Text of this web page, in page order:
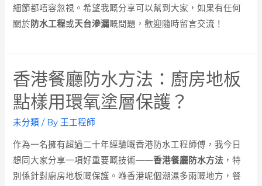
細節都唔容忽視。希望我嘅分享可以幫到大家，如果有任何
關於防水工程或天台滲漏嘅問題，歡迎隨時留言交流！
香港餐廳防水方法：廚房地板
點樣用環氧塗層保護？
未分類 / By 王工程師
作為一名擁有超過二十年經驗嘅香港防水工程師傅，我今日
想同大家分享一項好重要嘅技術——香港餐廳防水方法 ，特
別係針對廚房地板嘅保護。喺香港呢個潮濕多雨嘅地方，餐